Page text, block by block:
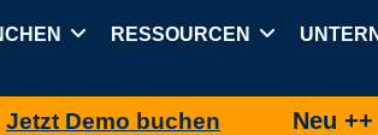
RESSOURCEN
Demo buchen Neu ++